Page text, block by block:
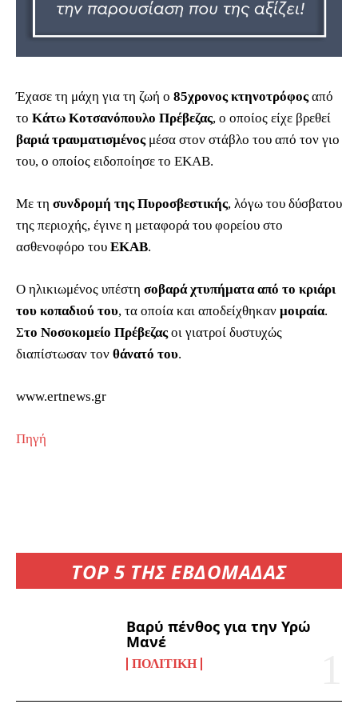
TOP 5 ΤΗΣ ΕΒΔΟΜΑΔΑΣ
Βαρύ πένθος για την Υρώ
Μανέ
ΠΟΛΙΤΙΚΉ
Έχασε τη μάχη για τη ζωή ο 85χρονος κτηνοτρόφοςαπό
το Κάτω Κοτσανόπουλο Πρέβεζας, ο οποίος είχε βρεθεί
βαριά τραυματισμένοςμέσα στον στάβλο του από τον γιο
του, ο οποίος ειδοποίησε το ΕΚΑΒ.
Με τη συνδρομή της Πυροσβεστικής, λόγω του δύσβατου
της περιοχής, έγινε η μεταφορά του φορείου στο
ασθενοφόρο του ΕΚΑΒ.
Ο ηλικιωμένος υπέστη σοβαρά χτυπήματα από το κριάρι
του κοπαδιού του, τα οποία και αποδείχθηκαν μοιραία.
Στο Νοσοκομείο Πρέβεζαςοι γιατροί δυστυχώς
διαπίστωσαν τον θάνατό του.
www.ertnews.gr
Πηγή